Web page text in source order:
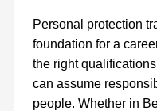
Personal protection
foundation for a
the right
can assume
people. Whether in